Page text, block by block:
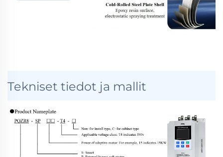
Tekniset tiedot ja mallit